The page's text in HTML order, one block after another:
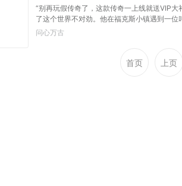
“别再玩假传奇了，这款传奇一上线就送VIP
了这个世界不对劲。他在福克斯小镇遇到一
得到各种技能和装备，开局就送麻痹戒指，
问心万古
首页 上页